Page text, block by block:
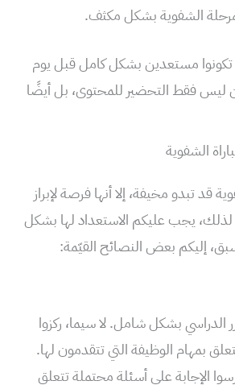
الشفوية بشكل مكثف.
مستعدين بشكل كامل قبل يوم
ليس فقط التحضير للمحتوى، بل أيضًا
الشفوية
قد تبدو مخيفة، إلا أنها فرصة لإبراز
لذلك، يجب عليكم الاستعداد لها بشكل
إليكم بعض النصائح القيّمة:
الدراسي بشكل شامل. لا سيما، ركزوا
بمهام الوظيفة التي تتقدمون لها.
الإجابة على أسئلة محتملة تتعلق